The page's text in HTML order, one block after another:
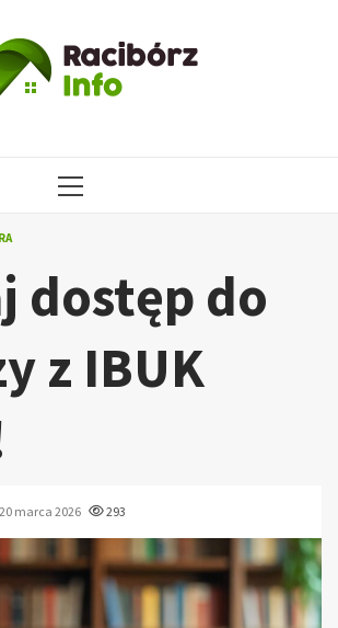
MENU
dostęp do
z IBUK
20 marca 2026 293